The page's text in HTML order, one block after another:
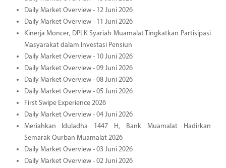
Daily Market Overview - 12 Juni 2026
Daily Market Overview - 11 Juni 2026
Kinerja Moncer, DPLK Syariah Muamalat Tingkatkan Partisipasi
Masyarakat dalam Investasi Pensiun
Daily Market Overview - 10 Juni 2026
Daily Market Overview - 09 Juni 2026
Daily Market Overview - 08 Juni 2026
Daily Market Overview - 05 Juni 2026
First Swipe Experience 2026
Daily Market Overview - 04 Juni 2026
Meriahkan Iduladha 1447 H, Bank Muamalat Hadirkan
Semarak Qurban Muamalat 2026
Daily Market Overview - 03 Juni 2026
Daily Market Overview - 02 Juni 2026